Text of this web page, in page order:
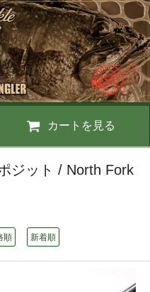
カートを見る
ジット / North Fork
順 新着順